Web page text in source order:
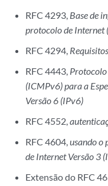
RFC 4293, Base de
protocolo de Internet
RFC 4294,
RFC 4443,
(ICMPv6) para a
Versão 6 (IPv6)
RFC 4552,
RFC 4604,usando o
de Internet Versão 3
Extensão do RFC